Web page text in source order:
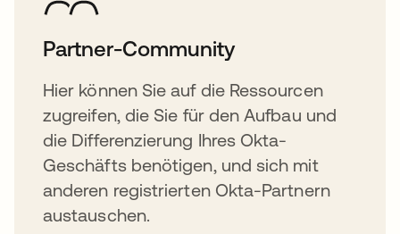
Partner-Community
Hier können Sie auf die Ressourcen
zugreifen, die Sie für den Aufbau und
die Differenzierung Ihres Okta-
Geschäfts benötigen, und sich mit
anderen registrierten Okta-Partnern
austauschen.